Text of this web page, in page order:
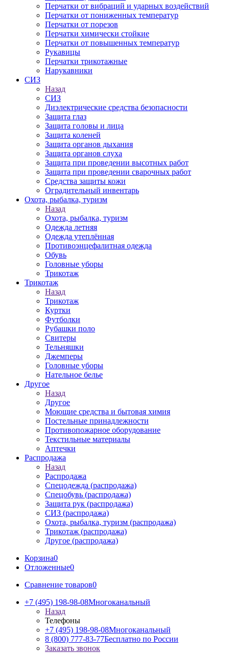
Перчатки от вибраций и ударных воздействий
Перчатки от пониженных температур
Перчатки от порезов
Перчатки химически стойкие
Перчатки от повышенных температур
Рукавицы
Перчатки трикотажные
Нарукавники
СИЗ
Назад
СИЗ
Диэлектрические средства безопасности
Защита глаз
Защита головы и лица
Защита коленей
Защита органов дыхания
Защита органов слуха
Защита при проведении высотных работ
Защита при проведении сварочных работ
Средства защиты кожи
Оградительный инвентарь
Охота, рыбалка, туризм
Назад
Охота, рыбалка, туризм
Одежда летняя
Одежда утеплённая
Противоэнцефалитная одежда
Обувь
Головные уборы
Трикотаж
Трикотаж
Назад
Трикотаж
Куртки
Футболки
Рубашки поло
Свитеры
Тельняшки
Джемперы
Головные уборы
Нательное белье
Другое
Назад
Другое
Моющие средства и бытовая химия
Постельные принадлежности
Противопожарное оборудование
Текстильные материалы
Аптечки
Распродажа
Назад
Распродажа
Спецодежда (распродажа)
Спецобувь (распродажа)
Защита рук (распродажа)
СИЗ (распродажа)
Охота, рыбалка, туризм (распродажа)
Трикотаж (распродажа)
Другое (распродажа)
Корзина0
Отложенные0
Сравнение товаров0
+7 (495) 198-98-08Многоканальный
Назад
Телефоны
+7 (495) 198-98-08Многоканальный
8 (800) 777-83-77Бесплатно по России
Заказать звонок